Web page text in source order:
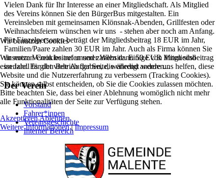
Vielen Dank für Ihr Interesse an einer Mitgliedschaft. Als Mitglied
des Vereins können Sie den BürgerBus mitgestalten. Ein
Vereinsleben mit gemeinsamen Klönsnak-Abenden, Grillfesten oder
Weihnachtsfeiern wünschen wir uns - stehen aber noch am Anfang.
Für Einzelpersonen beträgt der Mitgliedsbeitrag 18 EUR im Jahr,
Familien/Paare zahlen 30 EUR im Jahr. Auch als Firma können Sie
unserem Verein beitreten und zahlen dann 50 EUR Mitgliedsbeitrag
im Jahr. Es gibt viele Aufgaben, die erledigt werden...
Der Verein
Vorstand
Fahrer*innen
Vereinsgeschichte
Interner Bereich
Wir benutzen Cookies
Wir nutzen Cookies auf unserer Website. Einige von ihnen sind
essenziell für den Betrieb der Seite, während andere uns helfen, diese
Website und die Nutzererfahrung zu verbessern (Tracking Cookies).
Sie können selbst entscheiden, ob Sie die Cookies zulassen möchten.
Bitte beachten Sie, dass bei einer Ablehnung womöglich nicht mehr
alle Funktionalitäten der Seite zur Verfügung stehen.
AkzeptierenAblehnen
Weitere Informationen|Impressum